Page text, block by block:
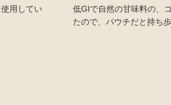
用してい
低GIで自然の甘味料の、
たので、パウチだと持ち